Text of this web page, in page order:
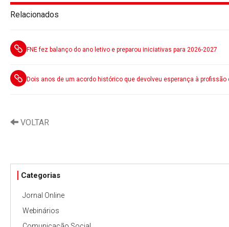
Relacionados
FNE fez balanço do ano letivo e preparou iniciativas para 2026-2027
Dois anos de um acordo histórico que devolveu esperança à profissão
VOLTAR
Categorias
Jornal Online
Webinários